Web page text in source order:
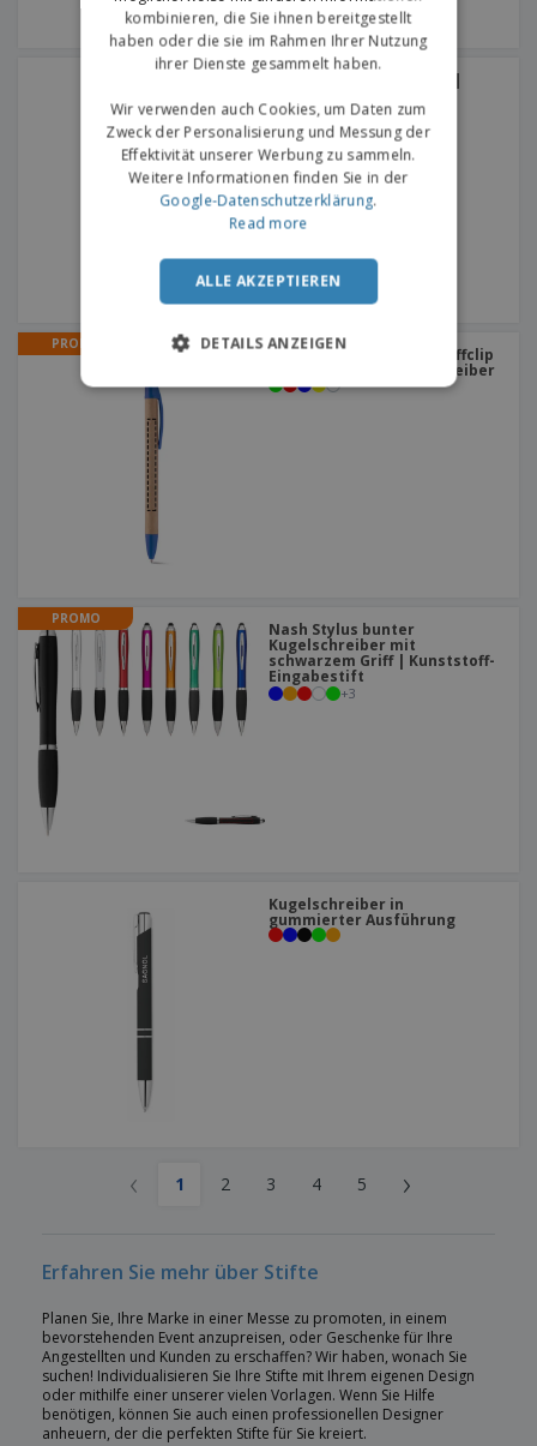
Mehrfarbenstift OCTUS |
PROMO
Mit Deckel und Kunststoffclip
| Kraftpapier-Kugelschreiber
PROMO
Nash Stylus bunter
Kugelschreiber mit
schwarzem Griff | Kunststoff-
Eingabestift
+3
Kugelschreiber in
gummierter Ausführung
‹ 1 2 3 4 5 ›
Erfahren Sie mehr über Stifte
Planen Sie, Ihre Marke in einer Messe zu promoten, in einem
bevorstehenden Event anzupreisen, oder Geschenke für Ihre
Angestellten und Kunden zu erschaffen? Wir haben, wonach Sie
suchen! Individualisieren Sie Ihre Stifte mit Ihrem eigenen Design
oder mithilfe einer unserer vielen Vorlagen. Wenn Sie Hilfe
benötigen, können Sie auch einen professionellen Designer
anheuern, der die perfekten Stifte für Sie kreiert.
kombinieren, die Sie ihnen bereitgestellt
haben oder die sie im Rahmen Ihrer Nutzung
ihrer Dienste gesammelt haben.
Wir verwenden auch Cookies, um Daten zum
Zweck der Personalisierung und Messung der
Effektivität unserer Werbung zu sammeln.
Weitere Informationen finden Sie in der
Google-Datenschutzerklärung.
Read more
ALLE AKZEPTIEREN
DETAILS ANZEIGEN